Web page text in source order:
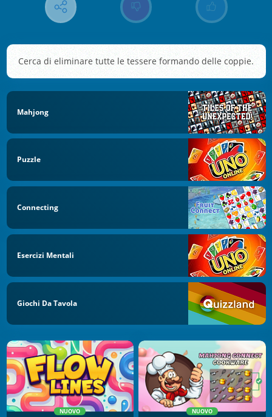
Cerca di eliminare tutte le tessere formando delle coppie.
Mahjong
Puzzle
Connecting
Esercizi Mentali
Giochi Da Tavola
NUOVO NUOVO